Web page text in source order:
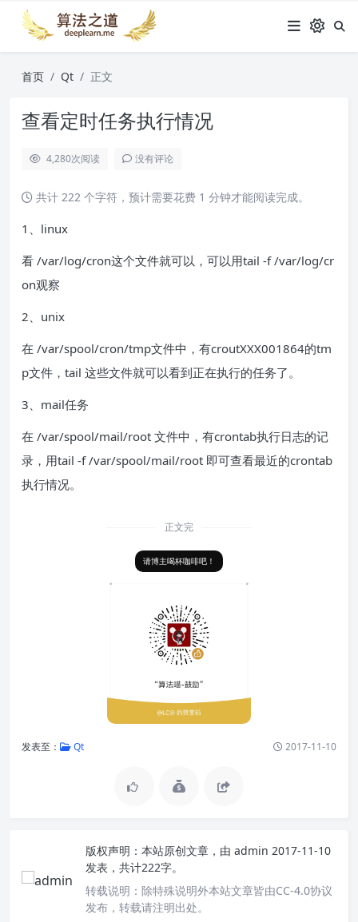
首页 Qt 正文
查看定时任务执行情况
4,280次阅读 没有评论
共计 222 个字符，预计需要花费 1 分钟才能阅读完成。
1、linux
看 /var/log/cron这个文件就可以，可以用tail -f /var/log/cr
on观察
2、unix
在 /var/spool/cron/tmp文件中，有croutXXX001864的tm
p文件，tail 这些文件就可以看到正在执行的任务了。
3、mail任务
在 /var/spool/mail/root 文件中，有crontab执行日志的记
录，用tail -f /var/spool/mail/root 即可查看最近的crontab
执行情况。
正文完
请博主喝杯咖啡吧！
发表至： Qt 2017-11-10
版权声明： 本站原创文章，由 admin 2017-11-10
发表，共计222字。
转载说明： 除特殊说明外本站文章皆由CC-4.0协议
发布，转载请注明出处。